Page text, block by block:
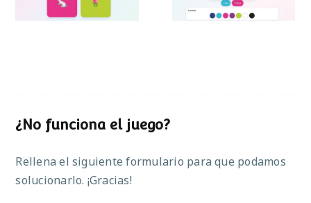
¿No funciona el juego?
Rellena el siguiente formulario para que podamos
solucionarlo. ¡Gracias!